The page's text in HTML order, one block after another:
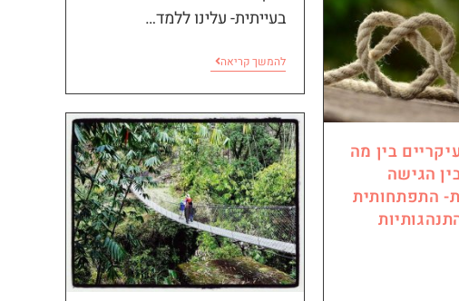
בעייתית- עלינו ללמד…
להמשך קריאה
בין מה
הגישה
התפתחותית